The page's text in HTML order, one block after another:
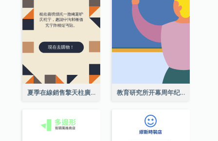
夏季在線銷售擎天柱廣告 教育研究所开幕周年纪念日擎天柱廣告